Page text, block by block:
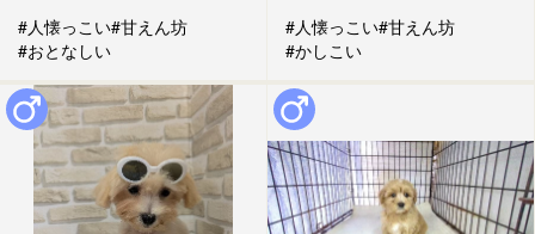
#人懐っこい#甘えん坊
#おとなしい
#人懐っこい#甘えん坊
#かしこい